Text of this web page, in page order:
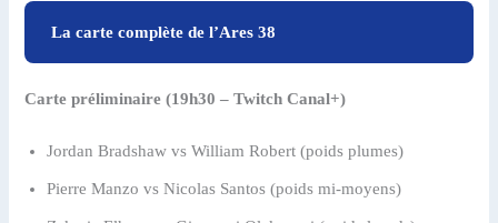
La carte complète de l’Ares 38
Carte préliminaire (19h30 – Twitch Canal+)
Jordan Bradshaw vs William Robert (poids plumes)
Pierre Manzo vs Nicolas Santos (poids mi-moyens)